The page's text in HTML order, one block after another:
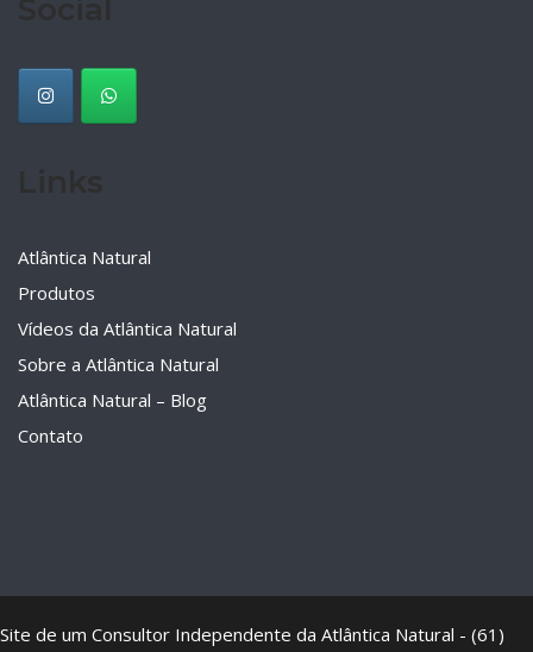
Atlântica Natural
Produtos
Vídeos da Atlântica Natural
Sobre a Atlântica Natural
Atlântica Natural – Blog
Contato
Site de um Consultor Independente da Atlântica Natural - (61)